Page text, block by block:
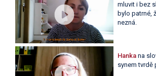
mluvit i bez
bylo patrné,
nezná.
Hanka na
synem tvrdě